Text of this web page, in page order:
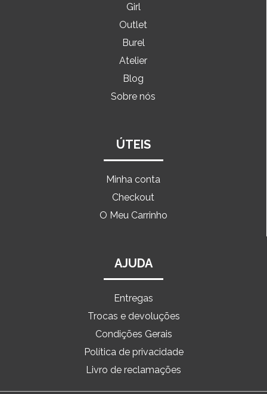
Girl
Outlet
Burel
Atelier
Blog
Sobre nós
ÚTEIS
Minha conta
Checkout
O Meu Carrinho
AJUDA
Entregas
Trocas e devoluções
Condições Gerais
Política de privacidade
Livro de reclamações